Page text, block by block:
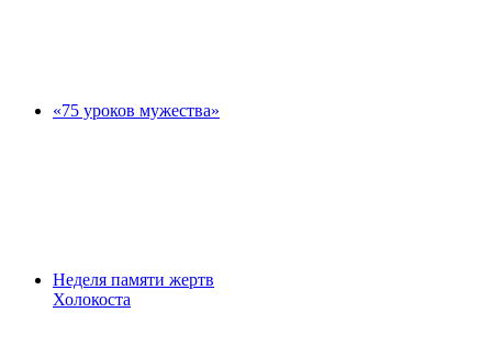
«75 уроков мужества»
Неделя памяти жертв
Холокоста